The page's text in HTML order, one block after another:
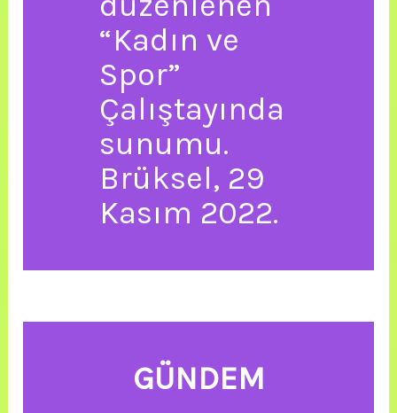
“Kadın ve
Spor”
Çalıştayında
sunumu.
Brüksel, 29
Kasım 2022.
GÜNDEM